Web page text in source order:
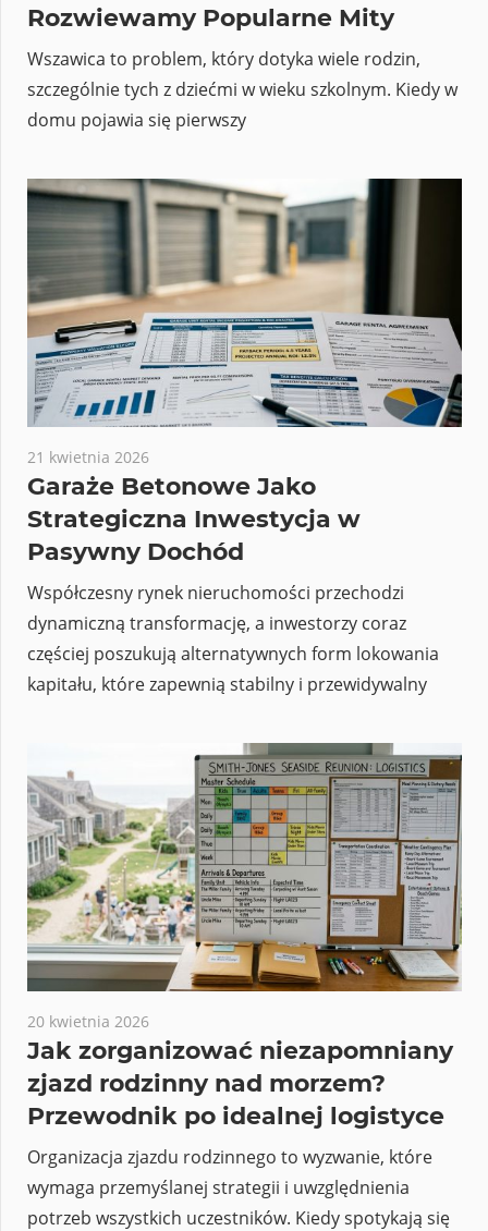
Rozwiewamy Popularne Mity
Wszawica to problem, który dotyka wiele rodzin,
szczególnie tych z dziećmi w wieku szkolnym. Kiedy w
domu pojawia się pierwszy
21 kwietnia 2026
Garaże Betonowe Jako
Strategiczna Inwestycja w
Pasywny Dochód
Współczesny rynek nieruchomości przechodzi
dynamiczną transformację, a inwestorzy coraz
częściej poszukują alternatywnych form lokowania
kapitału, które zapewnią stabilny i przewidywalny
20 kwietnia 2026
Jak zorganizować niezapomniany
zjazd rodzinny nad morzem?
Przewodnik po idealnej logistyce
Organizacja zjazdu rodzinnego to wyzwanie, które
wymaga przemyślanej strategii i uwzględnienia
potrzeb wszystkich uczestników. Kiedy spotykają się